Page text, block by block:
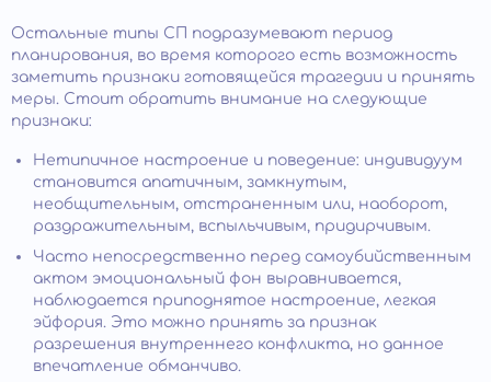
Остальные типы СП подразумевают период
планирования, во время которого есть возможность
заметить признаки готовящейся трагедии и принять
меры. Стоит обратить внимание на следующие
признаки:
Нетипичное настроение и поведение: индивидуум
становится апатичным, замкнутым,
необщительным, отстраненным или, наоборот,
раздражительным, вспыльчивым, придирчивым.
Часто непосредственно перед самоубийственным
актом эмоциональный фон выравнивается,
наблюдается приподнятое настроение, легкая
эйфория. Это можно принять за признак
разрешения внутреннего конфликта, но данное
впечатление обманчиво.